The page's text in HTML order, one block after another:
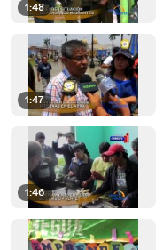
1:48
1:47
1:46